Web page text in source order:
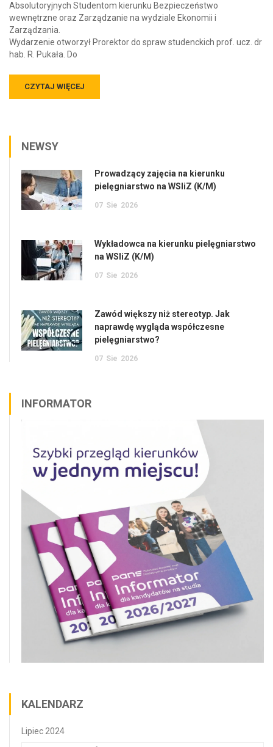
Absolutoryjnych Studentom kierunku Bezpieczeństwo
wewnętrzne oraz Zarządzanie na wydziale Ekonomii i
Zarządzania.
Wydarzenie otworzył Prorektor do spraw studenckich prof. ucz. dr
hab. R. Pukała. Do
CZYTAJ WIĘCEJ
NEWSY
Prowadzący zajęcia na kierunku
pielęgniarstwo na WSIiZ (K/M)
07 Sie 2026
Wykładowca na kierunku pielęgniarstwo
na WSIiZ (K/M)
07 Sie 2026
Zawód większy niż stereotyp. Jak
naprawdę wygląda współczesne
pielęgniarstwo?
07 Sie 2026
INFORMATOR
KALENDARZ
Lipiec 2024